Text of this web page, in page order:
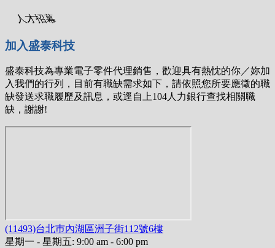
人才招幕
加入盛泰科技
盛泰科技為專業電子零件代理銷售，歡迎具有熱忱的你／妳加
入我們的行列，目前有職缺需求如下，請依照您所要應徵的職
缺發送求職履歷及訊息，或逕自上104人力銀行查找相關職
缺，謝謝!
(11493)台北巿內湖區洲子街112號6樓
星期一 - 星期五: 9:00 am - 6:00 pm